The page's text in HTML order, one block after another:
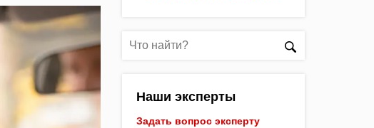
Наши эксперты
Задать вопрос эксперту